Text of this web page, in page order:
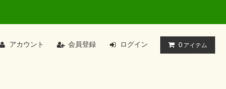
アカウント 会員登録 ログイン 0 アイテム